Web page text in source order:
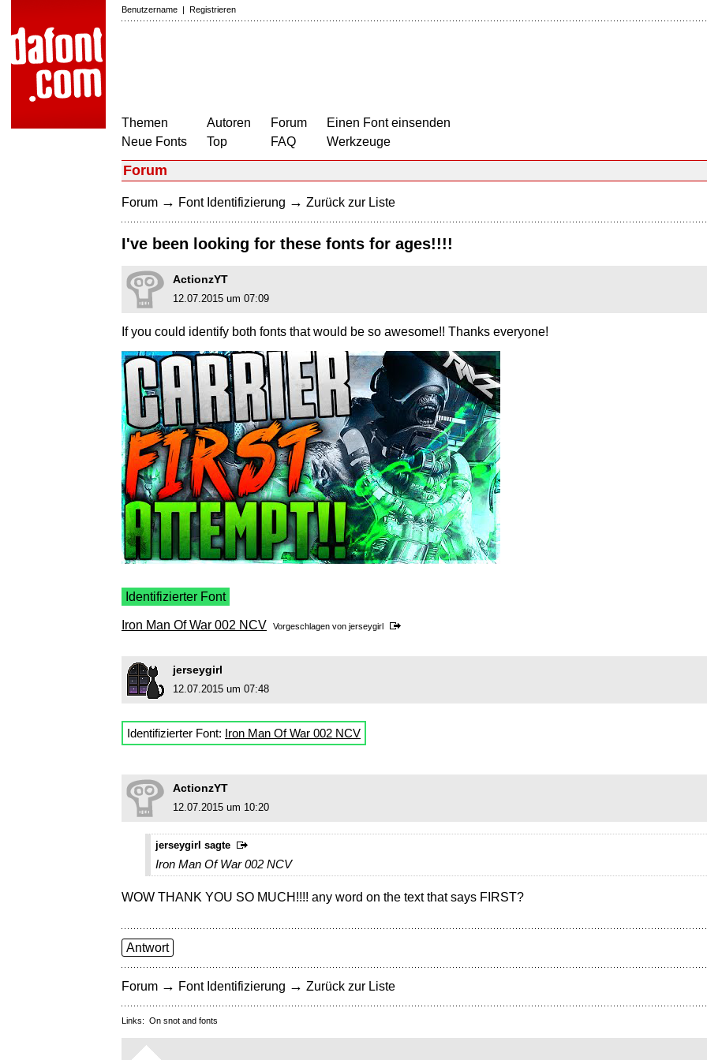
Benutzername | Registrieren
Themen
Neue Fonts
Autoren
Top
Forum
FAQ
Einen Font einsenden
Werkzeuge
Forum
Forum → Font Identifizierung → Zurück zur Liste
I've been looking for these fonts for ages!!!!
ActionzYT
12.07.2015 um 07:09
If you could identify both fonts that would be so awesome!! Thanks everyone!
Identifizierter Font
Iron Man Of War 002 NCV Vorgeschlagen von jerseygirl
jerseygirl
12.07.2015 um 07:48
Identifizierter Font: Iron Man Of War 002 NCV
ActionzYT
12.07.2015 um 10:20
jerseygirl sagte
Iron Man Of War 002 NCV
WOW THANK YOU SO MUCH!!!! any word on the text that says FIRST?
Antwort
Forum → Font Identifizierung → Zurück zur Liste
Links: On snot and fonts